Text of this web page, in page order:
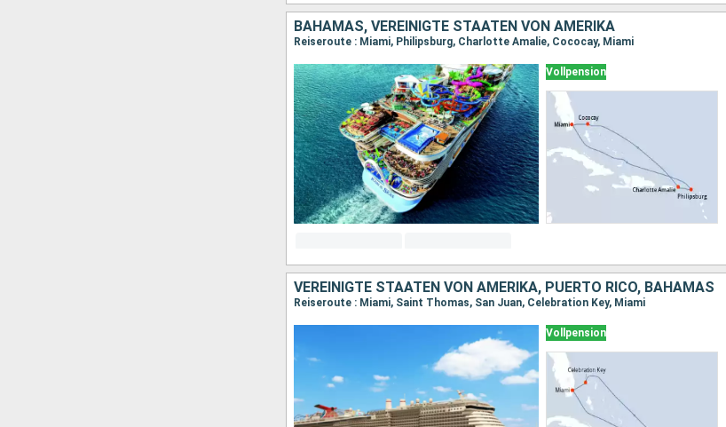
BAHAMAS, VEREINIGTE STAATEN VON AMERIKA
Reiseroute : Miami, Philipsburg, Charlotte Amalie, Cococay, Miami
Vollpension
VEREINIGTE STAATEN VON AMERIKA, PUERTO RICO, BAHAMAS
Reiseroute : Miami, Saint Thomas, San Juan, Celebration Key, Miami
Vollpension